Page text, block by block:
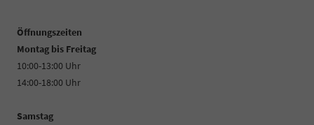
Öffnungszeiten
Montag bis Freitag
10:00-13:00 Uhr
14:00-18:00 Uhr
Samstag